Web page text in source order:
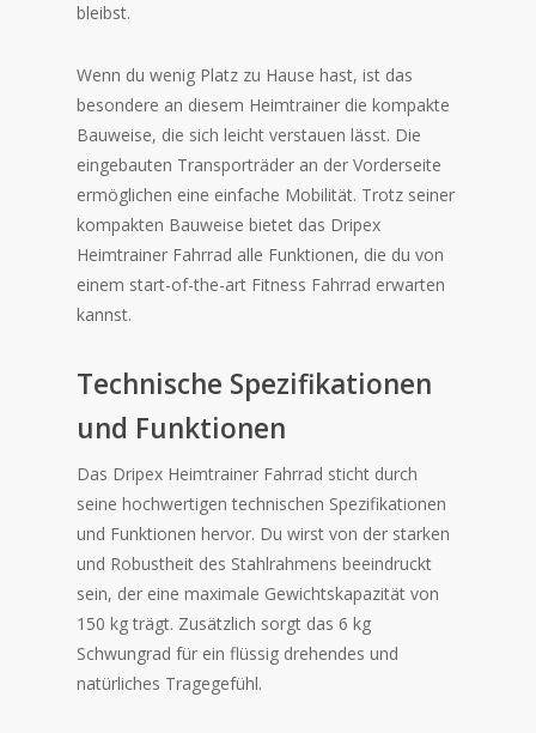
bleibst.
Wenn du wenig Platz zu Hause hast, ist das
besondere an diesem Heimtrainer die kompakte
Bauweise, die sich leicht verstauen lässt. Die
eingebauten Transporträder an der Vorderseite
ermöglichen eine einfache Mobilität. Trotz seiner
kompakten Bauweise bietet das Dripex
Heimtrainer Fahrrad alle Funktionen, die du von
einem start-of-the-art Fitness Fahrrad erwarten
kannst.
Technische Spezifikationen
und Funktionen
Das Dripex Heimtrainer Fahrrad sticht durch
seine hochwertigen technischen Spezifikationen
und Funktionen hervor. Du wirst von der starken
und Robustheit des Stahlrahmens beeindruckt
sein, der eine maximale Gewichtskapazität von
150 kg trägt. Zusätzlich sorgt das 6 kg
Schwungrad für ein flüssig drehendes und
natürliches Tragegefühl.